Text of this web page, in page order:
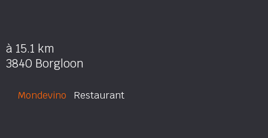
à 15.1 km
3840 Borgloon
Mondevino Restaurant